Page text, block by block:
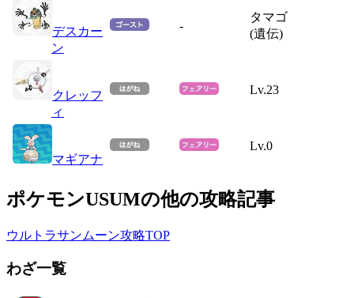
デスカー
ン
-
タマゴ
(遺伝)
クレッフ
ィ
Lv.23
マギアナ
Lv.0
ポケモンUSUMの他の攻略記事
ウルトラサンムーン攻略TOP
わざ一覧